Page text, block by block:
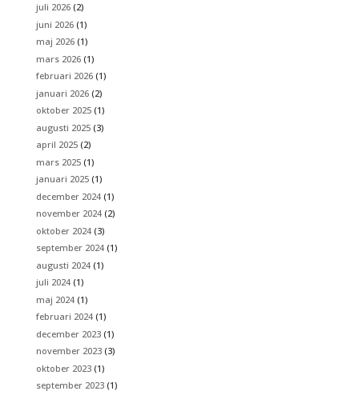
juli 2026(2)
juni 2026(1)
maj 2026(1)
mars 2026(1)
februari 2026(1)
januari 2026(2)
oktober 2025(1)
augusti 2025(3)
april 2025(2)
mars 2025(1)
januari 2025(1)
december 2024(1)
november 2024(2)
oktober 2024(3)
september 2024(1)
augusti 2024(1)
juli 2024(1)
maj 2024(1)
februari 2024(1)
december 2023(1)
november 2023(3)
oktober 2023(1)
september 2023(1)